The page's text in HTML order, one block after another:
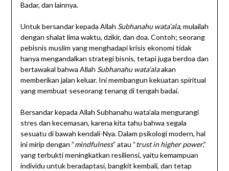
Badar, dan lainnya.
Untuk bersandar kepada Allah Subhanahu wata’ala, mulailah
dengan shalat lima waktu, dzikir, dan doa. Contoh; seorang
pebisnis muslim yang menghadapi krisis ekonomi tidak
hanya mengandalkan strategi bisnis, tetapi juga berdoa dan
bertawakal bahwa Allah Subhanahu wata’alaakan
memberikan jalan keluar. Ini membangun kekuatan spiritual
yang membuat seseorang tenang di tengah badai.
Bersandar kepada Allah Subhanahu wata’ala mengurangi
stres dan kecemasan, karena kita tahu bahwa segala
sesuatu di bawah kendali-Nya. Dalam psikologi modern, hal
ini mirip dengan “mindfulness” atau “trust in higher power,”
yang terbukti meningkatkan resiliensi, yaitu kemampuan
individu untuk beradaptasi, bangkit kembali, dan tetap